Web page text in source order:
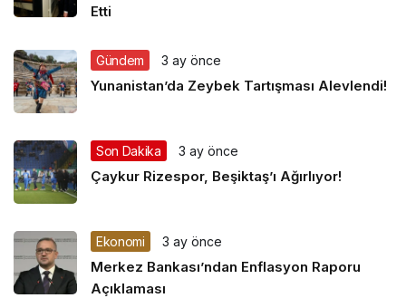
Etti
Gündem 3 ay önce
Yunanistan’da Zeybek Tartışması Alevlendi!
Son Dakika 3 ay önce
Çaykur Rizespor, Beşiktaş’ı Ağırlıyor!
Ekonomi 3 ay önce
Merkez Bankası’ndan Enflasyon Raporu
Açıklaması